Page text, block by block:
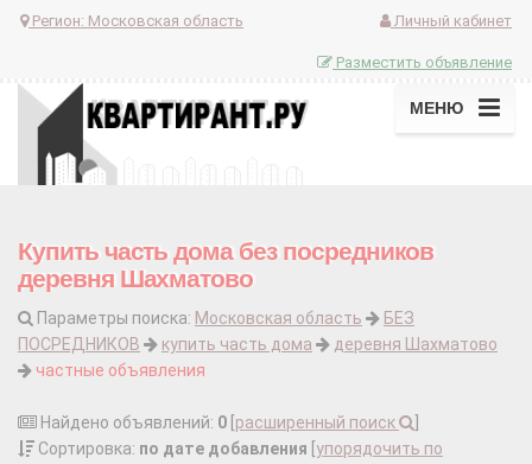
Регион: Московская область Личный кабинет
Разместить объявление
МЕНЮ
Купить часть дома без посредников
деревня Шахматово
Параметры поиска: Московская область
БЕЗ
ПОСРЕДНИКОВ
купить часть дома
деревня Шахматово
частные объявления
Найдено объявлений: 0 расширенный поиск
Сортировка: по дате добавления упорядочить по